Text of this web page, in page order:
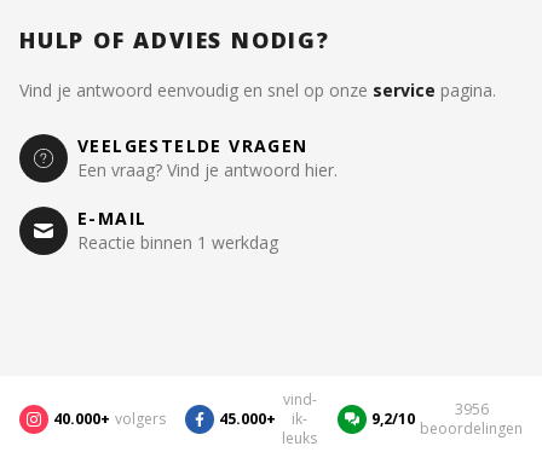
HULP OF ADVIES NODIG?
Vind je antwoord eenvoudig en snel op onze service pagina.
VEELGESTELDE VRAGEN
Een vraag? Vind je antwoord hier.
E-MAIL
Reactie binnen 1 werkdag
40.000+ volgers 45.000+
vind-
ik-
leuks
9,2/10
3956
beoordelingen